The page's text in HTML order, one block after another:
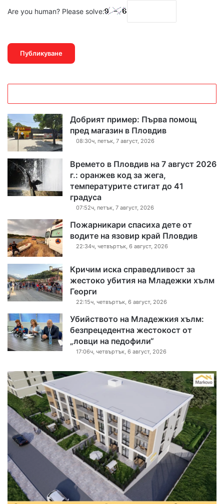
Are you human? Please solve:
Добрият пример: Първа помощ
пред магазин в Пловдив
08:30ч, петък, 7 август, 2026
Времето в Пловдив на 7 август 2026
г.: оранжев код за жега,
температурите стигат до 41
градуса
07:52ч, петък, 7 август, 2026
Пожарникари спасиха дете от
водите на язовир край Пловдив
22:34ч, четвъртък, 6 август, 2026
Кричим иска справедливост за
жестоко убития на Младежки хълм
Георги
22:15ч, четвъртък, 6 август, 2026
Убийството на Младежкия хълм:
безпрецедентна жестокост от
„ловци на педофили“
17:06ч, четвъртък, 6 август, 2026